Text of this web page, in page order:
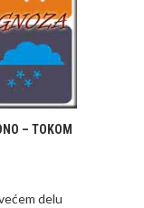
– TOKOM
delu